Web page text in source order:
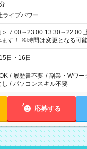
ライブパワー
～23:00 13:30～22:00 上記の時間から好きな
ます！ ※時間は変更となる可
日・16日
/ 履歴書不要 / 副業・Wワー
/ パソコンスキル不要
応募する